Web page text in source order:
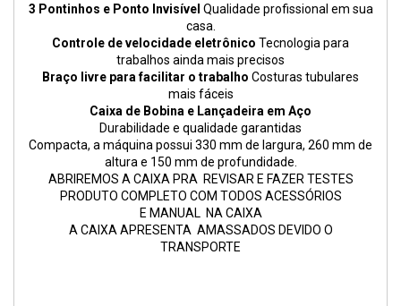
3 Pontinhos e Ponto Invisível Qualidade profissional em sua
casa.
Controle de velocidade eletrônico Tecnologia para
trabalhos ainda mais precisos
Braço livre para facilitar o trabalho Costuras tubulares
mais fáceis
Caixa de Bobina e Lançadeira em Aço
Durabilidade e qualidade garantidas
Compacta, a máquina possui 330 mm de largura, 260 mm de
altura e 150 mm de profundidade.
ABRIREMOS A CAIXA PRA REVISAR E FAZER TESTES
PRODUTO COMPLETO COM TODOS ACESSÓRIOS
E MANUAL NA CAIXA
A CAIXA APRESENTA AMASSADOS DEVIDO O
TRANSPORTE